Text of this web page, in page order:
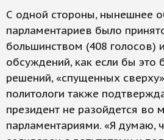
С одной стороны, нынешнее
парламентариев было
большинством (408 голосов)
обсуждений, как если бы это
решений, «спущенных
политологи также
президент не разойдется во
парламентариями. «Я думаю,